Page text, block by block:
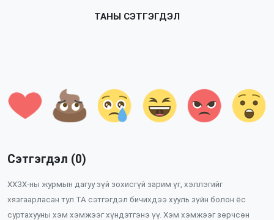
ТАНЫ СЭТГЭГДЭЛ
Сэтгэгдэл (0)
ХХЗХ-ны журмын дагуу зүй зохисгүй зарим үг, хэллэгийг
хязгаарласан тул ТА сэтгэгдэл бичихдээ хууль зүйн болон ёс
суртахууны хэм хэмжээг хүндэтгэнэ үү. Хэм хэмжээг зөрчсөн